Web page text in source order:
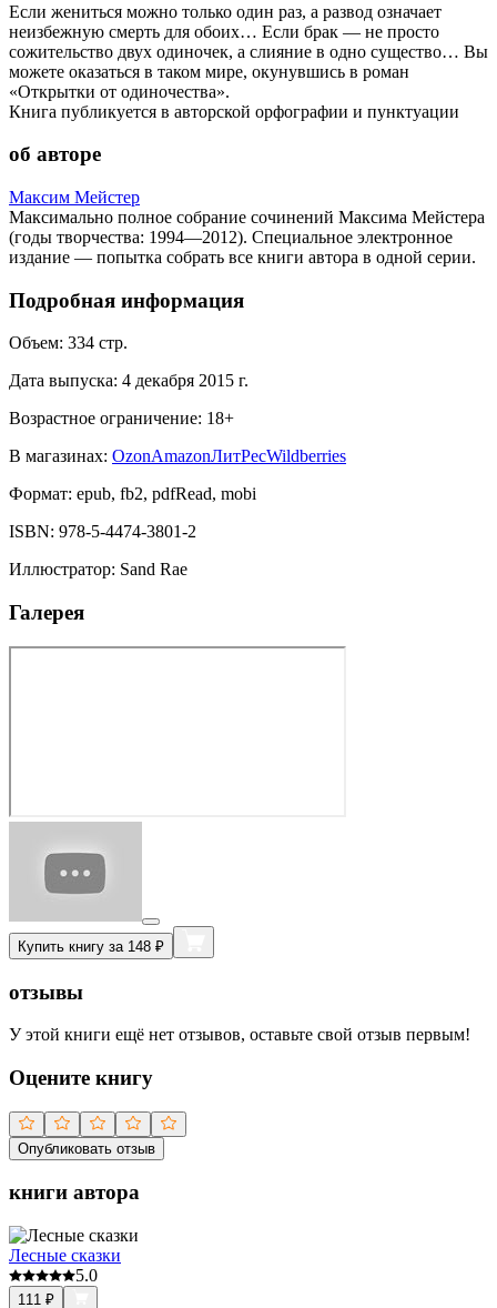
Если жениться можно только один раз, а развод означает
неизбежную смерть для обоих… Если брак — не просто
сожительство двух одиночек, а слияние в одно существо… Вы
можете оказаться в таком мире, окунувшись в роман
«Открытки от одиночества».
Книга публикуется в авторской орфографии и пунктуации
об авторе
Максим Мейстер
Максимально полное собрание сочинений Максима Мейстера
(годы творчества: 1994—2012). Специальное электронное
издание — попытка собрать все книги автора в одной серии.
Подробная информация
Объем: 334 стр.
Дата выпуска: 4 декабря 2015 г.
Возрастное ограничение: 18+
В магазинах: OzonAmazonЛитРесWildberries
Формат: epub, fb2, pdfRead, mobi
ISBN: 978-5-4474-3801-2
Иллюстратор: Sand Rae
Галерея
Купить книгу за 148 ₽
отзывы
У этой книги ещё нет отзывов, оставьте свой отзыв первым!
Оцените книгу
Опубликовать отзыв
книги автора
Лесные сказки
5.0
111 ₽